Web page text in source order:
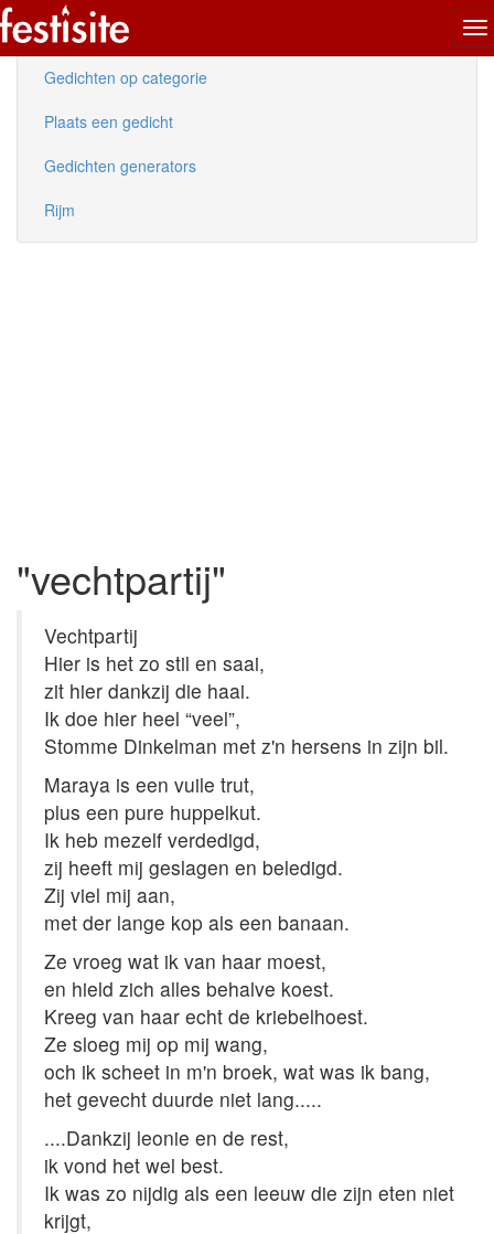
Nieuwe gedichten
Gedichten op categorie
Plaats een gedicht
Gedichten generators
Rijm
"vechtpartij"
Vechtpartij
Hier is het zo stil en saai,
zit hier dankzij die haai.
Ik doe hier heel “veel”,
Stomme Dinkelman met z'n hersens in zijn bil.
Maraya is een vuile trut,
plus een pure huppelkut.
Ik heb mezelf verdedigd,
zij heeft mij geslagen en beledigd.
Zij viel mij aan,
met der lange kop als een banaan.
Ze vroeg wat ik van haar moest,
en hield zich alles behalve koest.
Kreeg van haar echt de kriebelhoest.
Ze sloeg mij op mij wang,
och ik scheet in m'n broek, wat was ik bang,
het gevecht duurde niet lang.....
....Dankzij leonie en de rest,
ik vond het wel best.
Ik was zo nijdig als een leeuw die zijn eten niet
krijgt,